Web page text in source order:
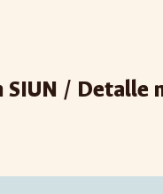
SIUN / Detalle